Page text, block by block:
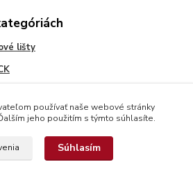
lišty
používať naše webové stránky
jeho použitím s týmto súhlasíte.
Súhlasím